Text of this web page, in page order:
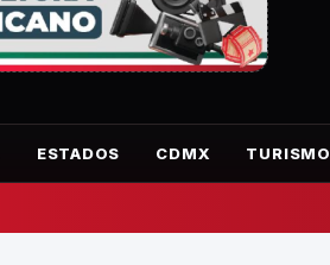
ESTADOS CDMX TURISMO